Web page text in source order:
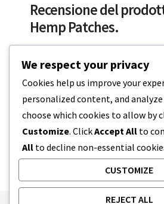
Recensione del
Hemp Patches.
corpo tendono a essere i tipi
3 MINUTI DI LETTURA 19
We respect your privacy
Cookies help us improve your
personalized content, and analyze
choose which cookies to allow by
Customize. ClickAccept All to
All to decline non-essential
CUSTOMIZE
REJECT ALL